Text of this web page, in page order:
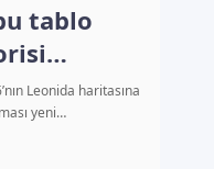
tablo
Leonida haritasına
yeni…